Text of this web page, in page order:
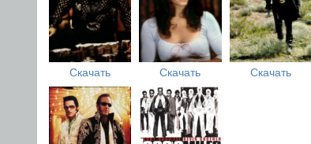
Скачать Скачать Скачать